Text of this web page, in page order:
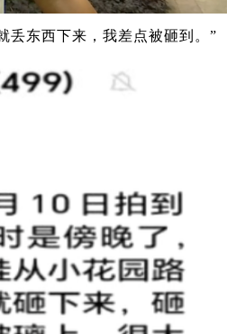
丢东西下来，我差点被砸到。”